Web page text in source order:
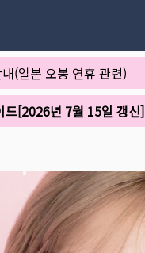
(일본 오봉 연휴 관련)
드[2026년 7월 15일 갱신]